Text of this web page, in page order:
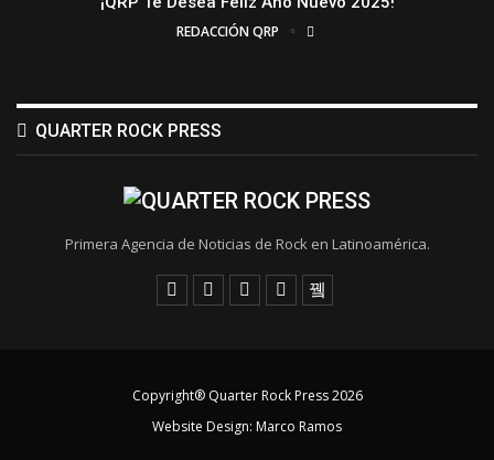
REDACCIÓN QRP
QUARTER ROCK PRESS
Primera Agencia de Noticias de Rock en Latinoamérica.
Copyright® Quarter Rock Press 2026
Website Design: Marco Ramos